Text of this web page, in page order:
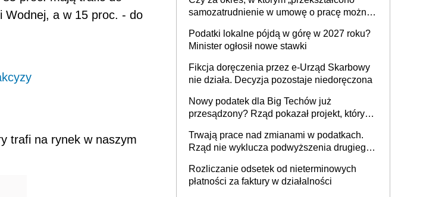
Wodnej, a w 15 proc. - do
trafi na rynek w naszym
budynków i lokali związanych z
prowadzeniem działalności gospodarczej
samozatrudnienie w umowę o pracę można
umowy cywilnoprawnej jedynym
racjonalnym wyjściem
Podatki lokalne pójdą w górę w 2027 roku?
Minister ogłosił nowe stawki
Fikcja doręczenia przez e-Urząd Skarbowy
nie działa. Decyzja pozostaje niedoręczona
Nowy podatek dla Big Techów już
przesądzony? Rząd pokazał projekt, który
Trwają prace nad zmianami w podatkach.
Rząd nie wyklucza podwyższenia drugiego
Rozliczanie odsetek od nieterminowych
płatności za faktury w działalności